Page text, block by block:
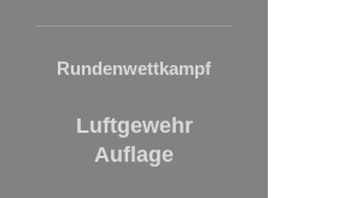
Rundenwettkampf
Luftgewehr
Auflage